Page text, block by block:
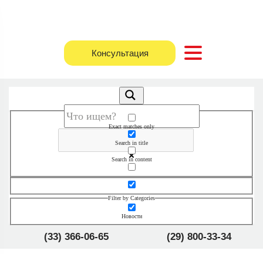
Консультация
Exact matches only
Search in title
Search in content
Filter by Categories
Новости
(33) 366-06-65 (29) 800-33-34